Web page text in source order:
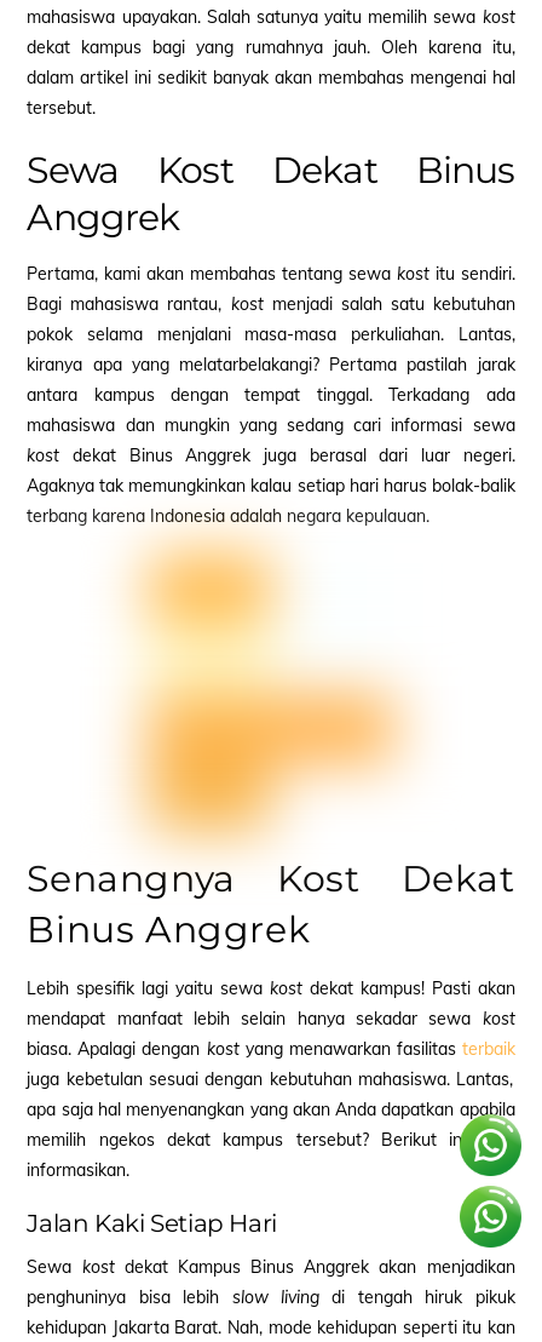
mahasiswa upayakan. Salah satunya yaitu memilih sewa kost
dekat kampus bagi yang rumahnya jauh. Oleh karena itu,
dalam artikel ini sedikit banyak akan membahas mengenai hal
tersebut.
Sewa Kost Dekat Binus
Anggrek
Pertama, kami akan membahas tentang sewa kost itu sendiri.
Bagi mahasiswa rantau, kost menjadi salah satu kebutuhan
pokok selama menjalani masa-masa perkuliahan. Lantas,
kiranya apa yang melatarbelakangi? Pertama pastilah jarak
antara kampus dengan tempat tinggal. Terkadang ada
mahasiswa dan mungkin yang sedang cari informasi sewa
kostdekat Binus Anggrek juga berasal dari luar negeri.
Agaknya tak memungkinkan kalau setiap hari harus bolak-balik
terbang karena Indonesia adalah negara kepulauan.
Senangnya Kost Dekat
Binus Anggrek
Lebih spesifik lagi yaitu sewa kostdekat kampus! Pasti akan
mendapat manfaat lebih selain hanya sekadar sewa kost
biasa. Apalagi dengan kost yang menawarkan fasilitas terbaik
juga kebetulan sesuai dengan kebutuhan mahasiswa. Lantas,
apa saja hal menyenangkan yang akan Anda dapatkan apabila
memilih ngekos dekat kampus tersebut? Berikut ini kami
informasikan.
Jalan Kaki Setiap Hari
Sewa kost dekat Kampus Binus Anggrek akan menjadikan
penghuninya bisa lebih slow livingdi tengah hiruk pikuk
kehidupan Jakarta Barat. Nah, mode kehidupan seperti itu kan